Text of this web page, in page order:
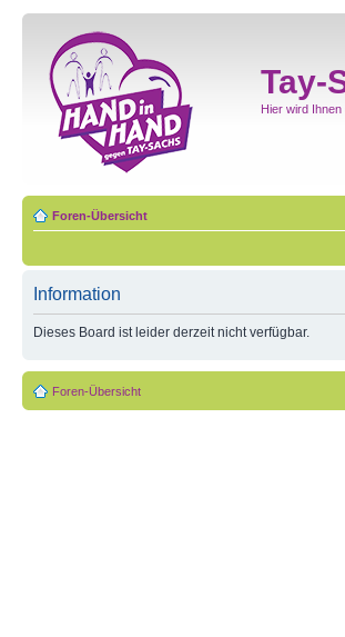
Tay-
Hier wird Ihnen
Foren-Übersicht
Information
Dieses Board ist leider derzeit nicht verfügbar.
Foren-Übersicht